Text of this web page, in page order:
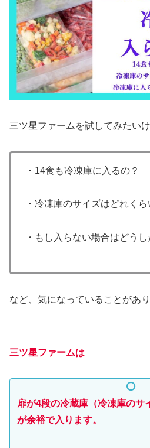
三ツ星ファームを試してみたい
・14食も冷凍庫に入るの？
・冷凍庫のサイズはどれくら
・もし入らない場合はどう
など、気になっていることがあ
三ツ星ファームは
扉が4段の冷蔵庫（冷凍庫のサ
が余裕で入ります。